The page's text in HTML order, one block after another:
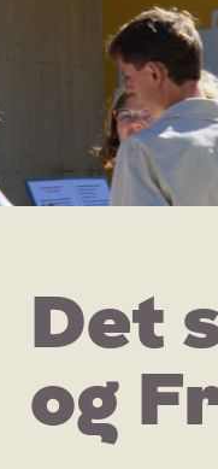
sker
i
Fritid
Det
og